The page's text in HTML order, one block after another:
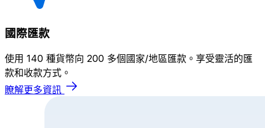
國際匯款
使用 140 種貨幣向 200 多個國家/地區匯款。享受靈活的匯
款和收款方式。
瞭解更多資訊